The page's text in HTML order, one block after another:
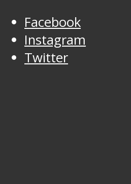
Facebook
Instagram
Twitter